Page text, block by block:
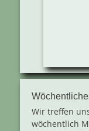
Wir treffen
wöchentlich